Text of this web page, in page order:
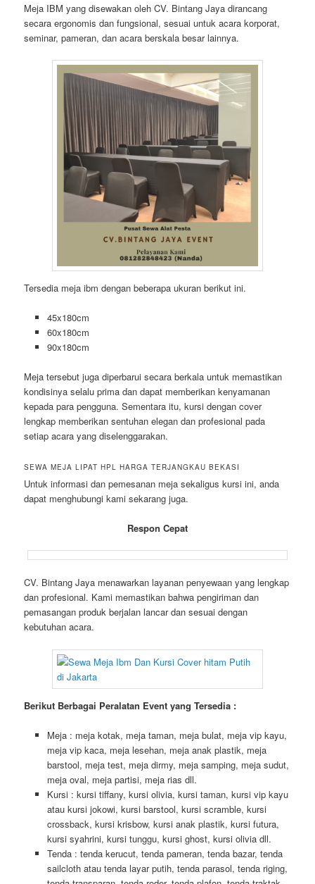
Meja IBM yang disewakan oleh CV. Bintang Jaya dirancang
secara ergonomis dan fungsional, sesuai untuk acara korporat,
seminar, pameran, dan acara berskala besar lainnya.
Tersedia meja ibm dengan beberapa ukuran berikut ini.
45x180cm
60x180cm
90x180cm
Meja tersebut juga diperbarui secara berkala untuk memastikan
kondisinya selalu prima dan dapat memberikan kenyamanan
kepada para pengguna. Sementara itu, kursi dengan cover
lengkap memberikan sentuhan elegan dan profesional pada
setiap acara yang diselenggarakan.
SEWA MEJA LIPAT HPL HARGA TERJANGKAU BEKASI
Untuk informasi dan pemesanan meja sekaligus kursi ini, anda
dapat menghubungi kami sekarang juga.
Respon Cepat
CV. Bintang Jaya menawarkan layanan penyewaan yang lengkap
dan profesional. Kami memastikan bahwa pengiriman dan
pemasangan produk berjalan lancar dan sesuai dengan
kebutuhan acara.
Berikut Berbagai Peralatan Event yang Tersedia :
Meja : meja kotak, meja taman, meja bulat, meja vip kayu,
meja vip kaca, meja lesehan, meja anak plastik, meja
barstool, meja test, meja dirmy, meja samping, meja sudut,
meja oval, meja partisi, meja rias dll.
Kursi : kursi tiffany, kursi olivia, kursi taman, kursi vip kayu
atau kursi jokowi, kursi barstool, kursi scramble, kursi
crossback, kursi krisbow, kursi anak plastik, kursi futura,
kursi syahrini, kursi tunggu, kursi ghost, kursi olivia dll.
Tenda : tenda kerucut, tenda pameran, tenda bazar, tenda
sailcloth atau tenda layar putih, tenda parasol, tenda riging,